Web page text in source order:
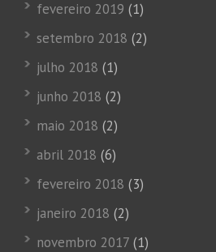
fevereiro 2019 (1)
setembro 2018 (2)
julho 2018 (1)
junho 2018 (2)
maio 2018 (2)
abril 2018 (6)
fevereiro 2018 (3)
janeiro 2018 (2)
novembro 2017 (1)